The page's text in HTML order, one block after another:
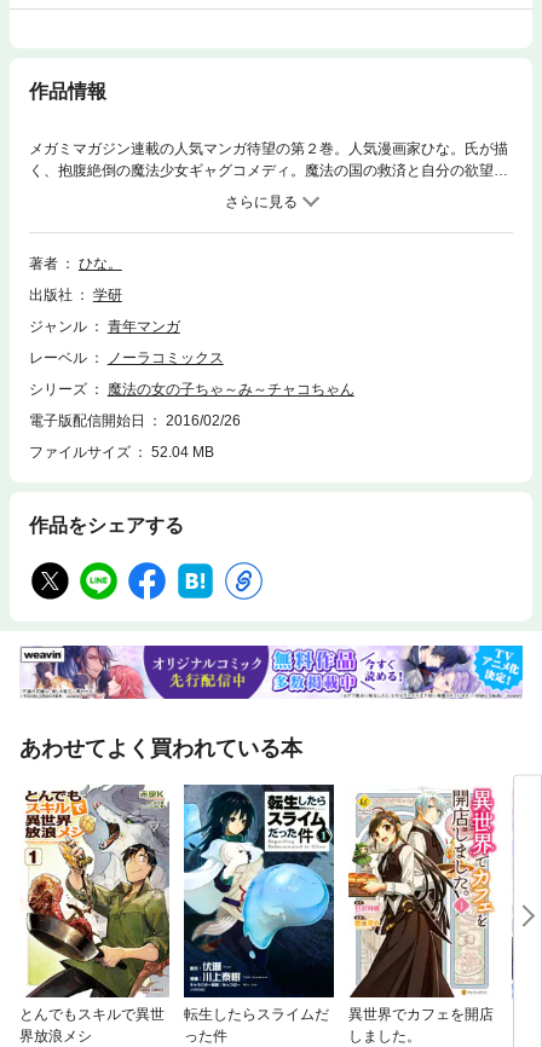
作品情報
メガミマガジン連載の人気マンガ待望の第２巻。人気漫画家ひな。氏が描
く、抱腹絶倒の魔法少女ギャグコメディ。魔法の国の救済と自分の欲望の
ために「ハッピー」を集めるチャコちゃんが大活躍！ 第１巻が大好評に
著者
ひな。
出版社
学研
ジャンル
青年マンガ
レーベル
ノーラコミックス
シリーズ
魔法の女の子ちゃ～み～チャコちゃん
電子版配信開始日
2016/02/26
ファイルサイズ
52.04 MB
作品をシェアする
あわせてよく買われている本
とんでもスキルで異世
界放浪メシ
転生したらスライムだ
った件
異世界でカフェを開店
しました。